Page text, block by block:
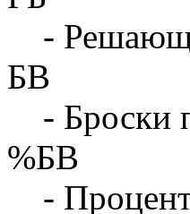
-
БВ
- Броски
%БВ
-